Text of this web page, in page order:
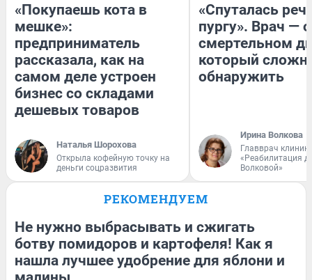
«Покупаешь кота в
мешке»:
предприниматель
рассказала, как на
самом деле устроен
бизнес со складами
дешевых товаров
Наталья Шорохова
Открыла кофейную точку на
деньги соцразвития
«Спуталась
пургу». Врач — о
смертельном
который
обнаружить
Ирина Волкова
Главврач
«Реабилитация
Волковой»
РЕКОМЕНДУЕМ
Не нужно выбрасывать и сжигать
ботву помидоров и картофеля! Как я
нашла лучшее удобрение для яблони и